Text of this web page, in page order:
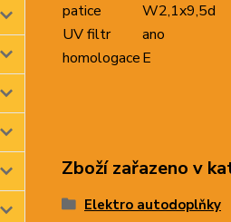
patice
W2,1x9,5d
UV filtr
ano
homologaceE
Zboží zařazeno v
Elektro autodoplňky